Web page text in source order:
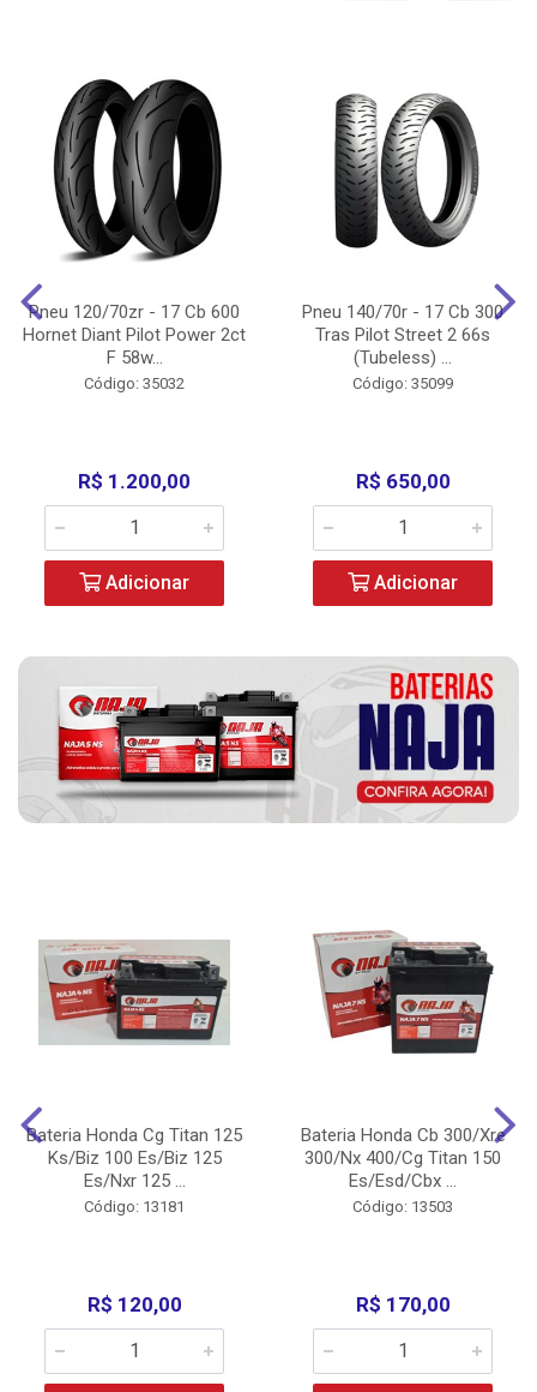
Pneu 120/70zr - 17 Cb 600
Hornet Diant Pilot Power 2ct
F 58w...
Código: 35032
R$ 1.200,00
Adicionar
Pneu 140/70r - 17 Cb 300
Tras Pilot Street 2 66s
(Tubeless) ...
Código: 35099
R$ 650,00
Adicionar
Bateria Honda Cg Titan 125
Ks/Biz 100 Es/Biz 125
Es/Nxr 125 ...
Código: 13181
R$ 120,00
Bateria Honda Cb 300/Xre
300/Nx 400/Cg Titan 150
Es/Esd/Cbx ...
Código: 13503
R$ 170,00